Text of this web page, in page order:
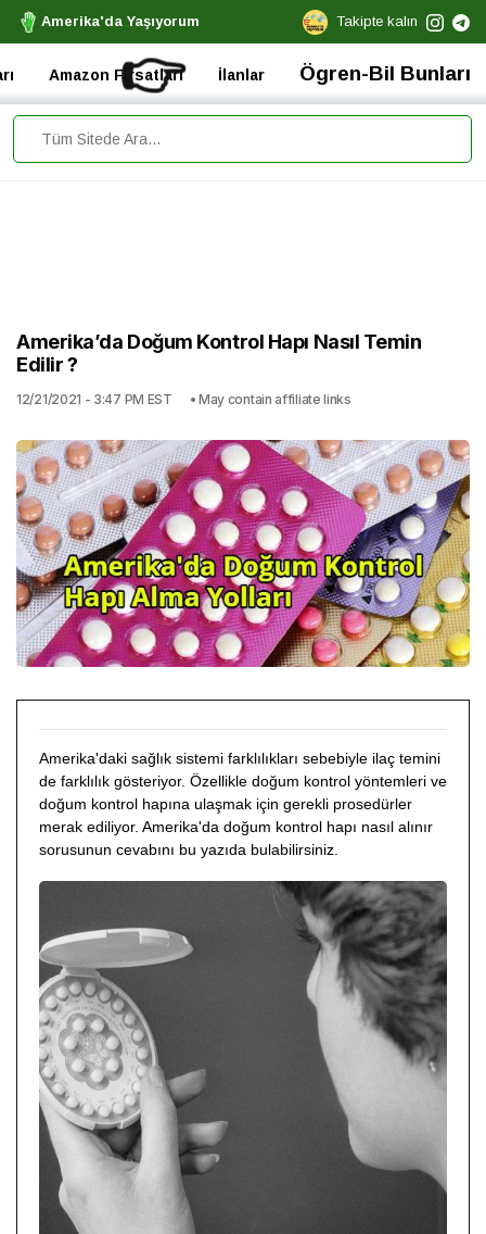
Amerika'da Yaşıyorum Takipte kalın
👉
Amazon Fırsatları İlanlar Ögren-Bil Bunları
Amerika’da Doğum Kontrol Hapı Nasıl Temin
Edilir ?
12/21/2021 - 3:47 PM EST • May contain affiliate links
Amerika'daki sağlık sistemi farklılıkları sebebiyle ilaç temini
de farklılık gösteriyor. Özellikle doğum kontrol yöntemleri ve
doğum kontrol hapına ulaşmak için gerekli prosedürler
merak ediliyor. Amerika'da doğum kontrol hapı nasıl alınır
sorusunun cevabını bu yazıda bulabilirsiniz.